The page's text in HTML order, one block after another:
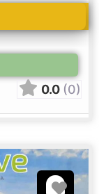
0.0 (0)